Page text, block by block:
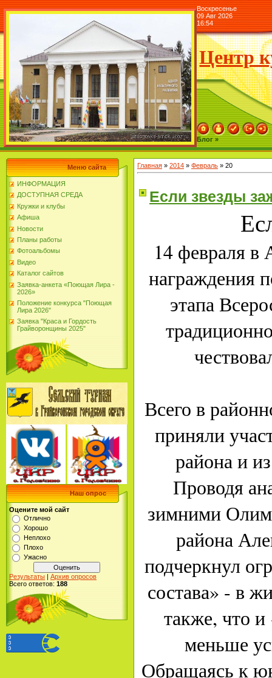
Воскресенье
09 Авг 2026
16:54
Центр
Блог »
Меню сайта
ИНФОРМАЦИЯ
ДОСТУПНАЯ СРЕДА
Кружки и клубы
Афиша
Новости
Планы работы
Фотоальбомы
Видео
Каталог сайтов
Заявка-анкета «Поющая Лира -
2026»
Положение конкурса "Поющая
Лира 2026"
Заявка "Краса и Гордость
Грайворонщины 2025"
Наш опрос
Оцените мой сайт
Отлично
Хорошо
Неплохо
Плохо
Ужасно
Результаты | Архив опросов
Всего ответов: 188
Главная » 2014 » Февраль » 20
Если звезды
14 февраля
награждения
этапа
Всего в
приняли
района и
Проводя
зимними
района
подчеркнул
состава» - в
также, что
меньше
Обращаясь к